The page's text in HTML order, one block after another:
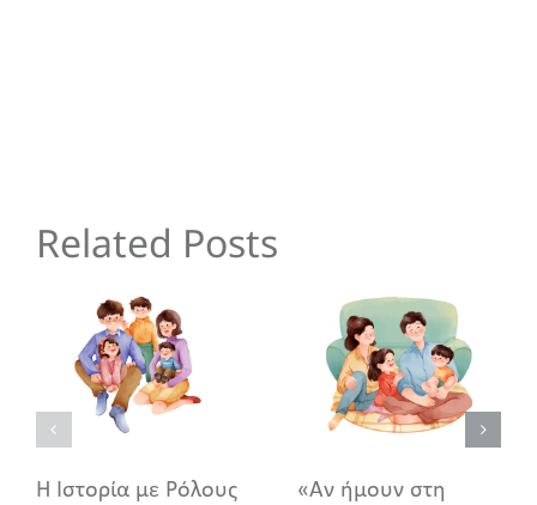
Related Posts
Η Ιστορία με Ρόλους
«Αν ήμουν στη